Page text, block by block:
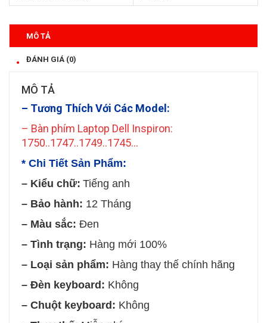
MÔ TẢ
ĐÁNH GIÁ (0)
MÔ TẢ
– Tương Thích Với Các Model:
– Bàn phím Laptop Dell Inspiron:
1750..1747..1749..1745…
* Chi Tiết Sản Phẩm:
– Kiểu chữ: Tiếng anh
– Bảo hành: 12 Tháng
– Màu sắc: Đen
– Tình trạng: Hàng mới 100%
– Loại sản phẩm: Hàng thay thế chính hãng
– Đèn keyboard: Không
– Chuột keyboard: Không